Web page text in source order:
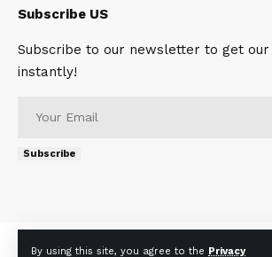
By using this site, you agree to the Privacy
Subscribe US
Subscribe to our newsletter to get
instantly!
Subscribe
About Contact Us Privacy Policy